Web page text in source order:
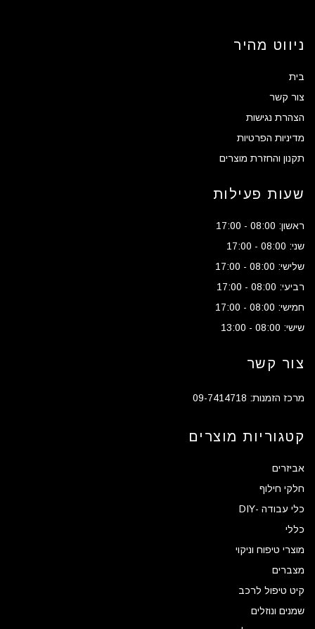
ניווט מהיר
בית
צור קשר
הצהרת נגישות
מדיניות הפרטיות
תקנון והחזרת מוצרים
שעות פעילות
ראשון: 08:00 - 17:00
שני: 08:00 - 17:00
שלישי: 08:00 - 17:00
רביעי: 08:00 - 17:00
חמישי: 08:00 - 17:00
שישי: 08:00 - 13:00
צור קשר
מרכז הזמנות: 09-7414718
קטגוריות מוצרים
אביזרים
חלקי חילוף
כלי עבודה -DIY
כללי
מוצרי טיפוח וניקוי
מצברים
קיט טיפול לרכב
שמנים ונוזלים